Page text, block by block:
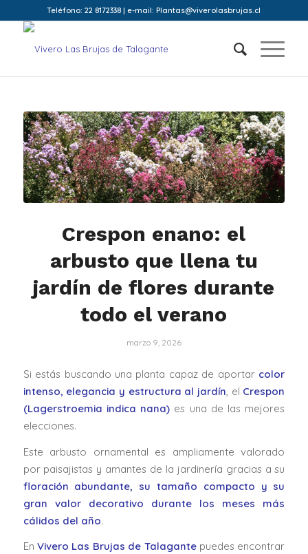
Teléfono: 22 8172338 | e-mail: Plantas@viverolasbrujas.cl
Crespon enano: el
arbusto que llena tu
jardín de flores durante
todo el verano
marzo 9, 2026
Si estás buscando una planta capaz de aportar color
intenso, elegancia y estructura al jardín, el Crespon
(Lagerstroemia indica nana) es una de las mejores
elecciones.
Este arbusto ornamental es ampliamente valorado
por paisajistas y amantes de la jardinería gracias a su
floración abundante, su tamaño compacto y su
gran valor decorativo durante los meses más
cálidos del año.
En Vivero Las Brujas de Talagantepuedes encontrar